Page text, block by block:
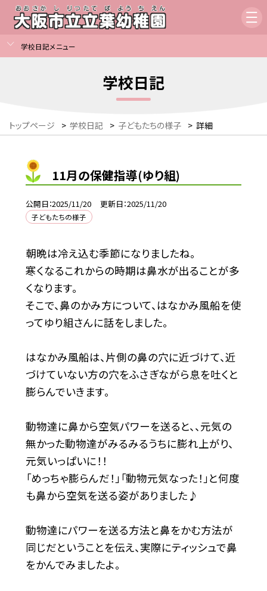
学校日記メニュー
学校日記
トップページ > 学校日記 > 子どもたちの様子 > 詳細
11月の保健指導(ゆり組)
公開日 2025/11/20 更新日 2025/11/20
子どもたちの様子
朝晩は冷え込む季節になりましたね。
寒くなるこれからの時期は鼻水が出ることが多
くなります。
そこで、鼻のかみ方について、はなかみ風船を使
ってゆり組さんに話をしました。
はなかみ風船は、片側の鼻の穴に近づけて、近
づけていない方の穴をふさぎながら息を吐くと
膨らんでいきます。
動物達に鼻から空気パワーを送ると、、元気の
無かった動物達がみるみるうちに膨れ上がり、
元気いっぱいに！！
「めっちゃ膨らんだ！」「動物元気なった！」と何度
も鼻から空気を送る姿がありました♪
動物達にパワーを送る方法と鼻をかむ方法が
同じだということを伝え、実際にティッシュで鼻
をかんでみましたよ。